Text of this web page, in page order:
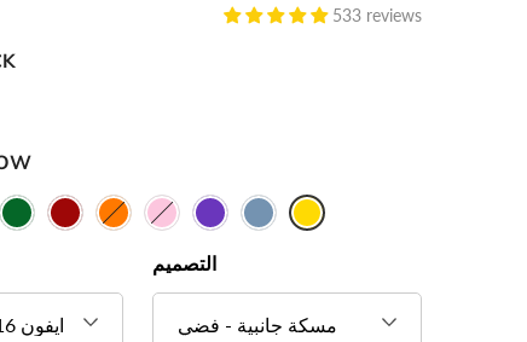
533 reviews
التصميم